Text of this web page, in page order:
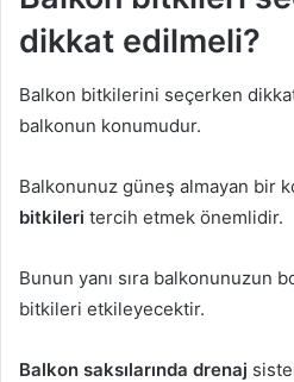
dikkat edilmeli?
Balkon bitkilerini seçerken
balkonun konumudur.
Balkonunuz güneş almayan bir
bitkileri tercih etmek önemlidir.
Bunun yanı sıra balkonunuzun
bitkileri etkileyecektir.
Balkon saksılarında drenaj